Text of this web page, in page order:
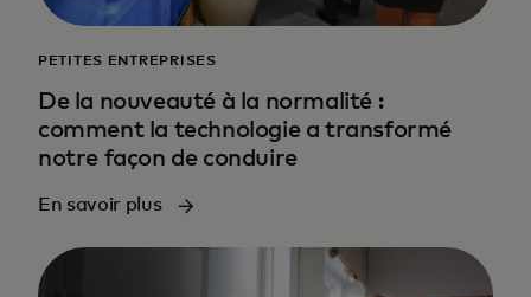
PETITES ENTREPRISES
De la nouveauté à la normalité :
comment la technologie a transformé
notre façon de conduire
En savoir plus